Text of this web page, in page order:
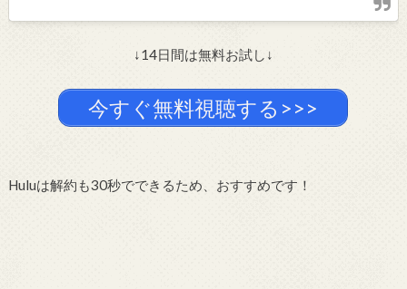
↓14日間は無料お試し↓
今すぐ無料視聴する>>>
Huluは解約も30秒でできるため、おすすめです！